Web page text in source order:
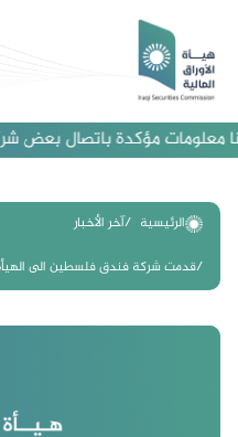
معلومات مؤكدة باتصال بعض
الرئيسية
آخر الأخبار
قدمت شركة فندق فلسطين الى الهيأة